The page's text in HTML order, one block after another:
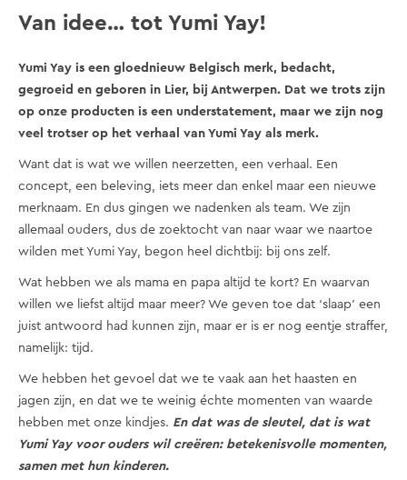
Van idee… tot Yumi Yay!
Yumi Yay is een gloednieuw Belgisch merk, bedacht,
gegroeid en geboren in Lier, bij Antwerpen. Dat we trots zijn
op onze producten is een understatement, maar we zijn nog
veel trotser op het verhaal van Yumi Yay als merk.
Want dat is wat we willen neerzetten, een verhaal. Een
concept, een beleving, iets meer dan enkel maar een nieuwe
merknaam. En dus gingen we nadenken als team. We zijn
allemaal ouders, dus de zoektocht van naar waar we naartoe
wilden met Yumi Yay, begon heel dichtbij: bij ons zelf.
Wat hebben we als mama en papa altijd te kort? En waarvan
willen we liefst altijd maar meer? We geven toe dat ‘slaap’ een
juist antwoord had kunnen zijn, maar er is er nog eentje straffer,
namelijk: tijd.
We hebben het gevoel dat we te vaak aan het haasten en
jagen zijn, en dat we te weinig échte momenten van waarde
hebben met onze kindjes. En dat was de sleutel, dat is wat
Yumi Yay voor ouders wil creëren: betekenisvolle momenten,
samen met hun kinderen.